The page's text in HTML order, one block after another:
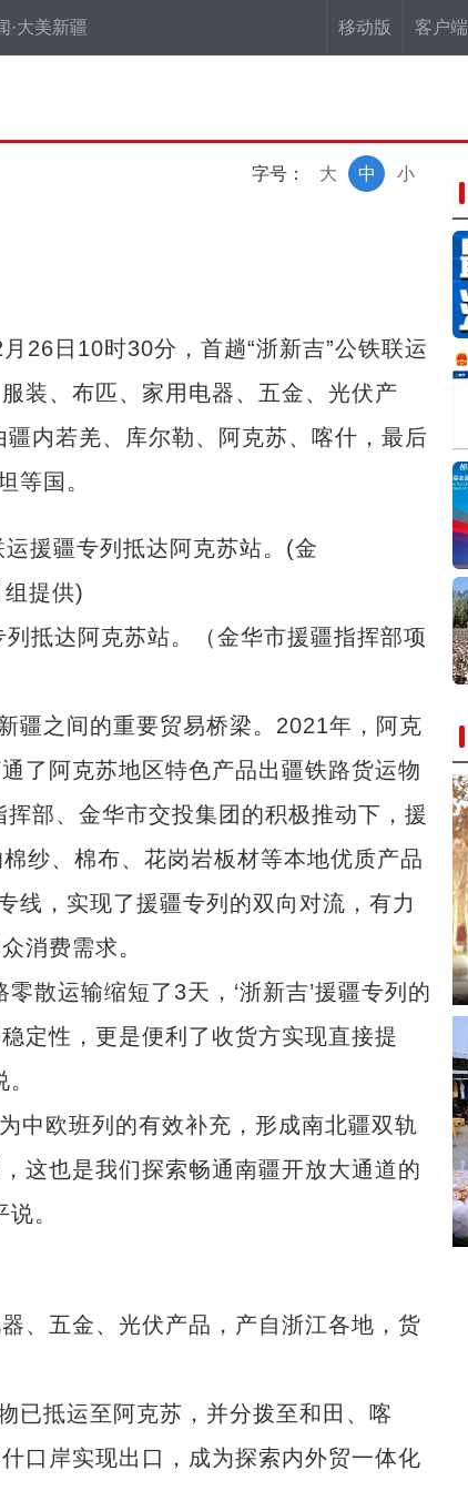
移动版 客户端
·大美新疆
字号： 小
中
大
日10时30分，首趟“浙新吉”公铁联运
装、布匹、家用电器、五金、光伏产
内若羌、库尔勒、阿克苏、喀什，最后
等国。
抵达阿克苏站。（金华市援疆指挥部项
之间的重要贸易桥梁。2021年，阿克
了阿克苏地区特色产品出疆铁路货运物
部、金华市交投集团的积极推动下，援
纱、棉布、花岗岩板材等本地优质产品
线，实现了援疆专列的双向对流，有力
消费需求。
运输缩短了3天，‘浙新吉’援疆专列的
定性，更是便利了收货方实现直接提
中欧班列的有效补充，形成南北疆双轨
这也是我们探索畅通南疆开放大通道的
。
五金、光伏产品，产自浙江各地，货
抵运至阿克苏，并分拨至和田、喀
口岸实现出口，成为探索内外贸一体化